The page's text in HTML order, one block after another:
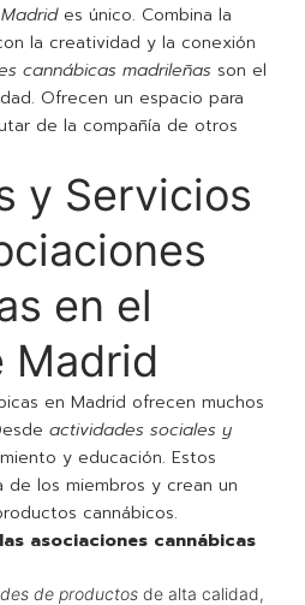
es único. Combina la
la creatividad y la conexión
cannábicas madrileñas son el
Ofrecen un espacio para
de la compañía de otros
y Servicios
en el
Madrid
en Madrid ofrecen muchos
actividades sociales y
y educación. Estos
de los miembros y crean un
cannábicos.
asociaciones cannábicas
de productos de alta calidad,